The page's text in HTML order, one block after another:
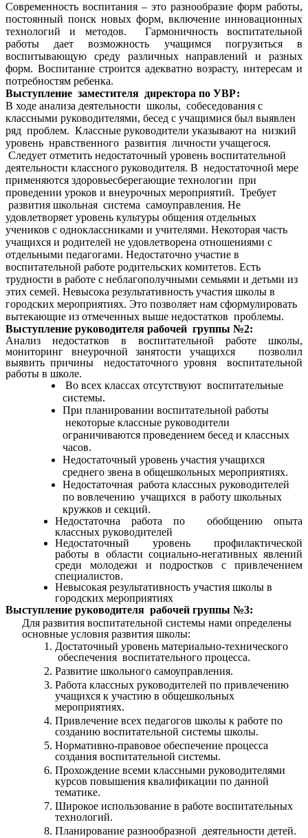
Современность воспитания – это разнообразие форм работы,
постоянный поиск новых форм, включение инновационных
технологий и методов. Гармоничность воспитательной
работы дает возможность учащимся погрузиться в
воспитывающую среду различных направлений и разных
форм. Воспитание строится адекватно возрасту, интересам и
потребностям ребенка.
Выступление заместителя директора по УВР:
В ходе анализа деятельности школы, собеседования с
классными руководителями, бесед с учащимися был выявлен
ряд проблем. Классные руководители указывают на низкий
уровень нравственного развития личности учащегося.
Следует отметить недостаточный уровень воспитательной
деятельности классного руководителя. В недостаточной мере
применяются здоровьесберегающие технологии при
проведении уроков и внеурочных мероприятий. Требует
развития школьная система самоуправления. Не
удовлетворяет уровень культуры общения отдельных
учеников с одноклассниками и учителями. Некоторая часть
учащихся и родителей не удовлетворена отношениями с
отдельными педагогами. Недостаточно участие в
воспитательной работе родительских комитетов. Есть
трудности в работе с неблагополучными семьями и детьми из
этих семей. Невысока результативность участия школы в
городских мероприятиях. Это позволяет нам сформулировать
вытекающие из отмеченных выше недостатков проблемы.
Выступление руководителя рабочей группы №2:
Анализ недостатков в воспитательной работе школы,
мониторинг внеурочной занятости учащихся позволил
выявить причины недостаточного уровня воспитательной
работы в школе.
Во всех классах отсутствуют воспитательные
системы.
При планировании воспитательной работы
некоторые классные руководители
ограничиваются проведением бесед и классных
часов.
Недостаточный уровень участия учащихся
среднего звена в общешкольных мероприятиях.
Недостаточная работа классных руководителей
по вовлечению учащихся в работу школьных
кружков и секций.
Недостаточна работа по обобщению опыта
классных руководителей
Недостаточный уровень профилактической
работы в области социально-негативных явлений
среди молодежи и подростков с привлечением
специалистов.
Невысокая результативность участия школы в
городских мероприятиях
Выступление руководителя рабочей группы №3:
Для развития воспитательной системы нами определены
основные условия развития школы:
Достаточный уровень материально-технического
обеспечения воспитательного процесса.
Развитие школьного самоуправления.
Работа классных руководителей по привлечению
учащихся к участию в общешкольных
мероприятиях.
Привлечение всех педагогов школы к работе по
созданию воспитательной системы школы.
Нормативно-правовое обеспечение процесса
создания воспитательной системы.
Прохождение всеми классными руководителями
курсов повышения квалификации по данной
тематике.
Широкое использование в работе воспитательных
технологий.
Планирование разнообразной деятельности детей.